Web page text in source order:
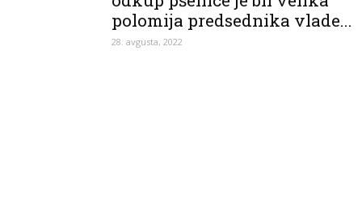
polomija predsednika vlade...
28. avgusta, 2022